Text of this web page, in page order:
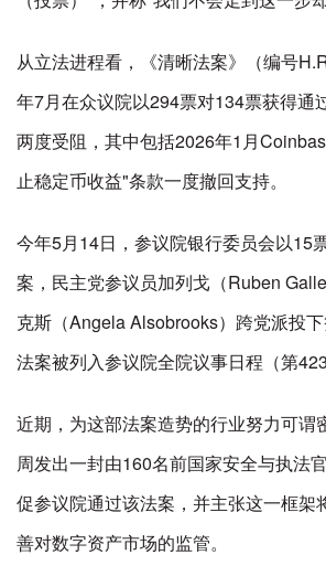
从立法进程看，《清晰法案》（编号
年7月在众议院以294票对134票获得通
两度受阻，其中包括2026年1月
止稳定币收益"条款一度撤回支持。
今年5月14日，参议院银行委员会以15
案，民主党参议员加列戈（Ruben
克斯（Angela Alsobrooks）跨党派投下
法案被列入参议院全院议事日程（第423
近期，为这部法案造势的行业努力可谓
周发出一封由160名前国家安全与执法
促参议院通过该法案，并主张这一框架
善对数字资产市场的监管。